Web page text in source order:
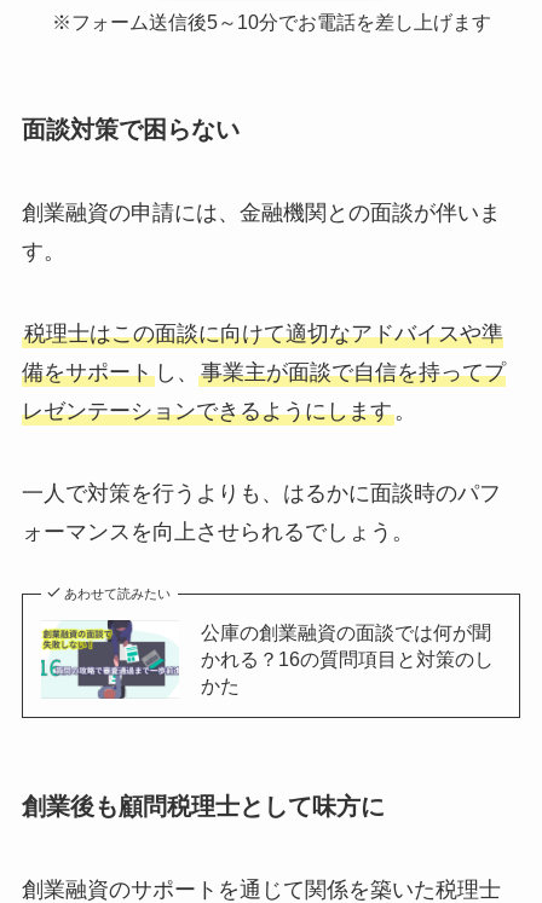
※フォーム送信後5～10分でお電話を差し上げます
面談対策で困らない
創業融資の申請には、金融機関との面談が伴いま
す。
税理士はこの面談に向けて適切なアドバイスや準
備をサポートし、 事業主が面談で自信を持ってプ
レゼンテーションできるようにします。
一人で対策を行うよりも、はるかに面談時のパフ
ォーマンスを向上させられるでしょう。
あわせて読みたい
公庫の創業融資の面談では何が聞
かれる？16の質問項目と対策のし
かた
創業後も顧問税理士として味方に
創業融資のサポートを通じて関係を築いた税理士